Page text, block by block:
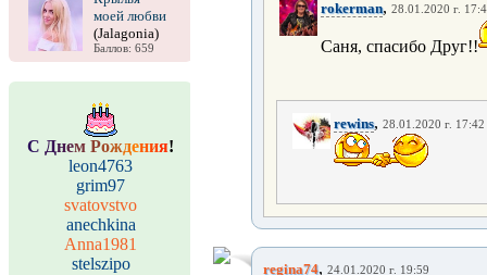
моей любви
(Jalagonia)
Баллов: 659
С Днем Рождения!
leon4763
grim97
svatovstvo
anechkina
Anna1981
stelszipo
rokerman, 28.01.2020 г.
Саня, спасибо Друг!!
rewins, 28.01.2020 г. 17:42
regina74, 24.01.2020 г. 19:59